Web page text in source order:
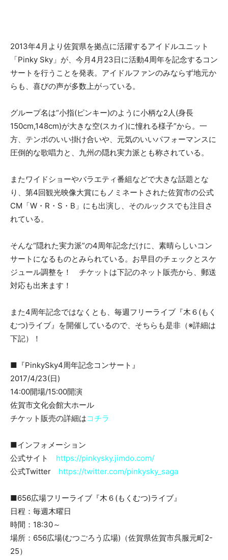
2013年4月より佐賀県を拠点に活躍するアイドルユニット
「Pinky Sky」が、今月4月23日に活動4周年を記念するコン
サートを行うことを発表。アイドルファンのみならず地元か
らも、喜びの声が多数上がっている。
グループ名は“小指(ピンキー)のように小柄な2人(身長
150cm,148cm)が大きな空(スカイ)に憧れる様子”から。一
方、テンポのいい掛け合いや、元気のいいパフォーマンスに
圧倒的な歌唱力と、九州の隠れ実力派とも称されている。
またワイドショーやバラエティ番組などで大きな話題とな
り、第4回観光映像大賞にもノミネートされた佐賀市の公式
CM「W・R・S・B」にも出演し、そのルックスでも注目さ
れている。
そんな“隠れた実力派”の4周年記念だけに、素晴らしいコン
サートになるものとみられている。お早目のチェックとスケ
ジュール調整を！ チケットは下記のネット販売から、郵送
対応も出来ます！
また4周年記念ではなくとも、毎週フリーライブ『木６(もく
むつ)ライブ』を開催しているので、そちらも是非（※詳細は
下記）！
■『PinkySky4周年記念コンサート』
2017/4/23(日)
14:00開場/15:00開演
佐賀市文化会館大ホール
チケット販売の詳細はコチラ
■インフォメーション
公式サイト https://pinkysky.jimdo.com/
公式Twitter https://twitter.com/pinkysky_saga
■656広場フリーライブ『木６(もくむつ)ライブ』
日程：毎週木曜日
時間：18:30～
場所：656広場(むつごろう広場)（佐賀県佐賀市呉服元町2-
25）